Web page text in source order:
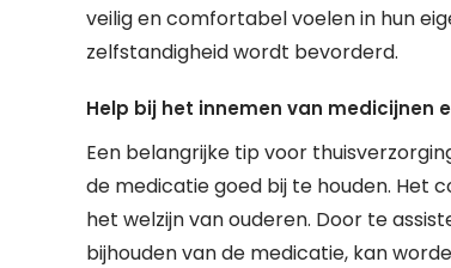
veilig en comfortabel voelen in hun
zelfstandigheid wordt bevorderd.
Help bij het innemen van medicijnen
Een belangrijke tip voor
de medicatie goed bij te houden. Het
het welzijn van ouderen. Door te
bijhouden van de medicatie, kan